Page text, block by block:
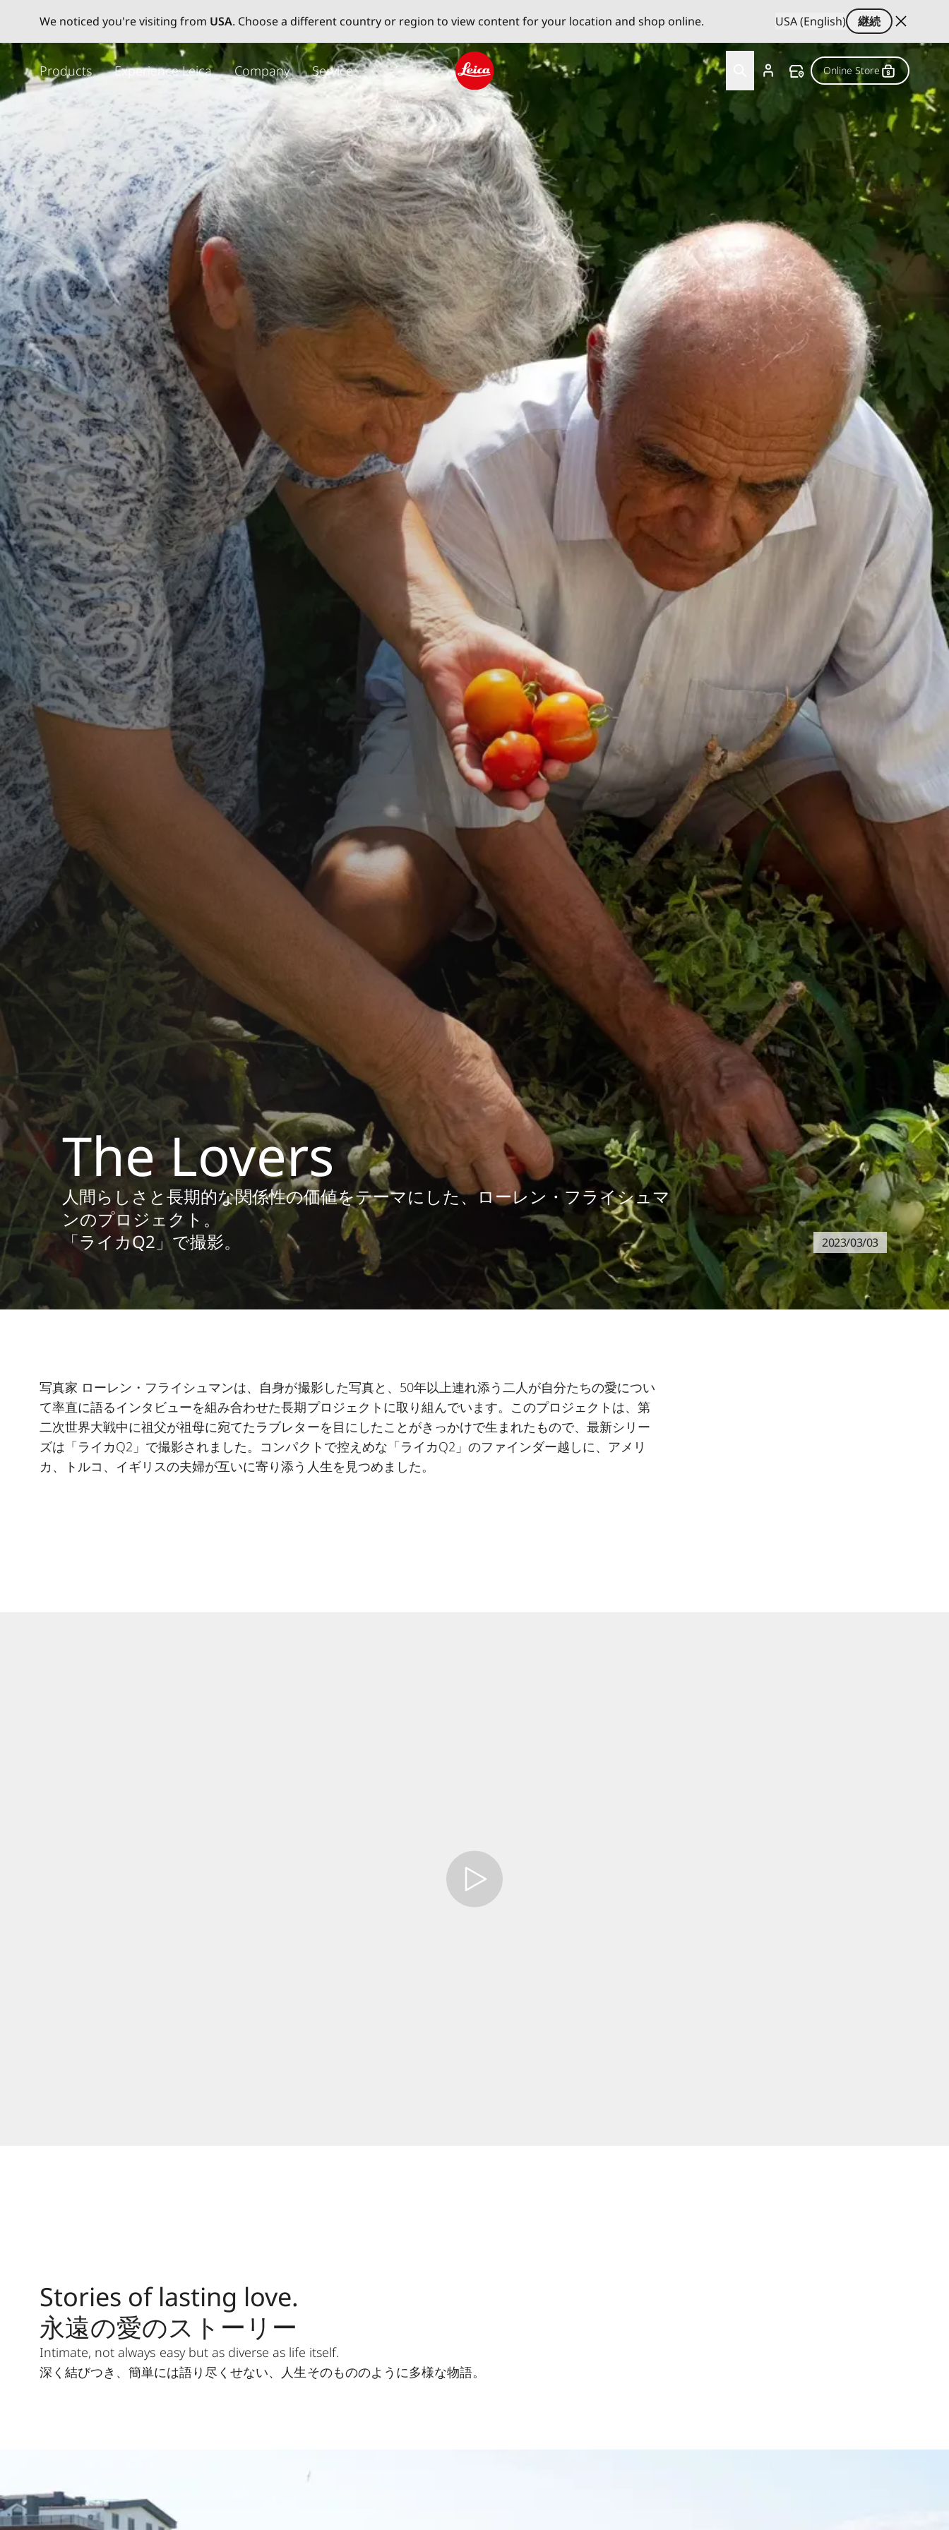
We noticed you're visiting from USA. Choose a different country or region to view content for your location and shop online. USA (English)
継続
メ
イ
コ
ン
テ
ツ
に
移
動
Products Experience Leica Company Service
Leica logo - Home
Online Store
The Lovers
人間らしさと長期的な関係性の価値をテーマにした、ローレン・フライシュマ
ンのプロジェクト。
「ライカQ2」で撮影。
2023/03/03
写真家 ローレン・フライシュマンは、自身が撮影した写真と、50年以上連れ添う二人が自分たちの愛につい
て率直に語るインタビューを組み合わせた長期プロジェクトに取り組んでいます。このプロジェクトは、第
二次世界大戦中に祖父が祖母に宛てたラブレターを目にしたことがきっかけで生まれたもので、最新シリー
ズは「ライカQ2」で撮影されました。コンパクトで控えめな「ライカQ2」のファインダー越しに、アメリ
カ、トルコ、イギリスの夫婦が互いに寄り添う人生を見つめました。
Stories of lasting love.
永遠の愛のストーリー
Intimate, not always easy but as diverse as life itself.
深く結びつき、簡単には語り尽くせない、人生そのもののように多様な物語。